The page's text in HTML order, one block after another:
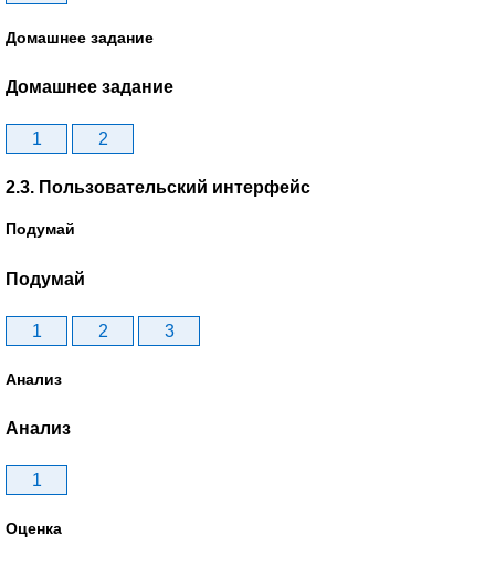
Домашнее задание
Домашнее задание
1 2
2.3. Пользовательский интерфейс
Подумай
Подумай
1 2 3
Анализ
Анализ
1
Оценка